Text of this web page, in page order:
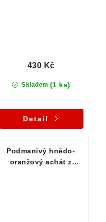
Skladem (1 ks)
430 Kč
Detail
Podmanivý hnědo-
oranžový achát z